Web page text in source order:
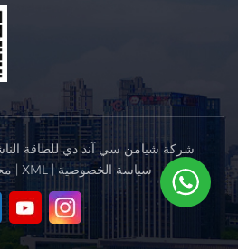
| XML |سياسة الخصوصية